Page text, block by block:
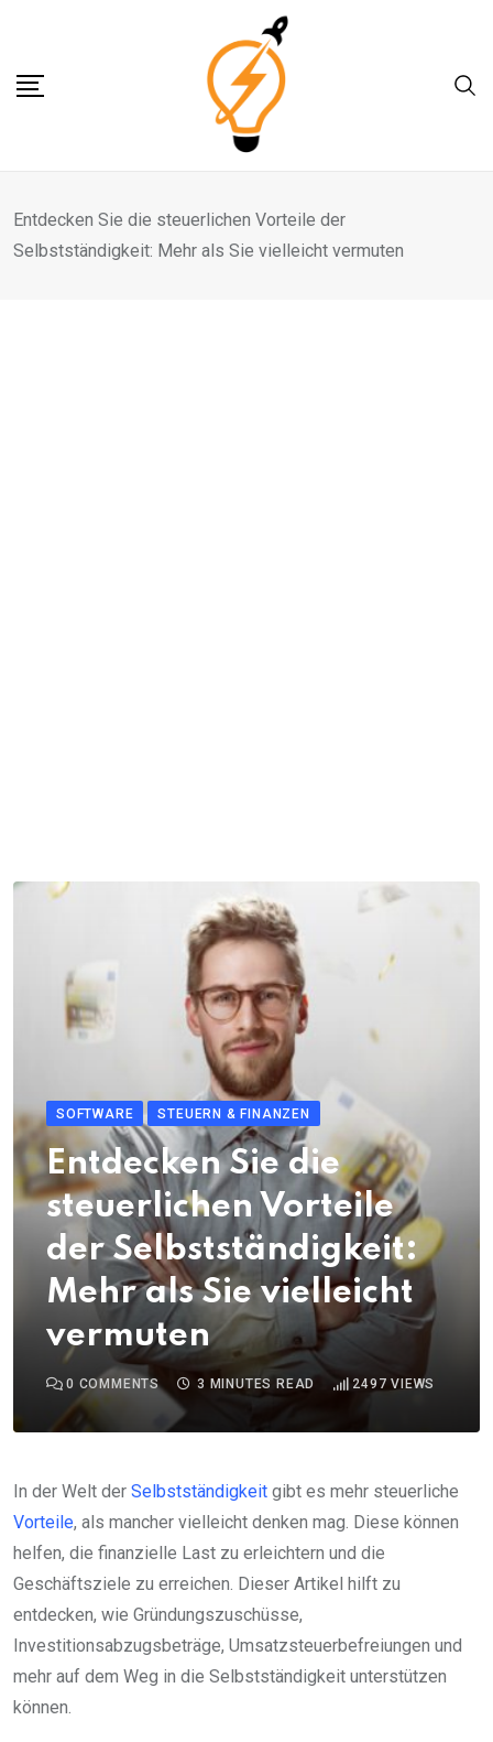
content
Entdecken Sie die steuerlichen Vorteile der
Selbstständigkeit: Mehr als Sie vielleicht vermuten
SOFTWARE STEUERN & FINANZEN
Entdecken Sie die
steuerlichen Vorteile
der Selbstständigkeit:
Mehr als Sie vielleicht
vermuten
0 COMMENTS 3 MINUTES READ 2497 VIEWS
In der Welt der Selbstständigkeit gibt es mehr steuerliche
Vorteile, als mancher vielleicht denken mag. Diese können
helfen, die finanzielle Last zu erleichtern und die
Geschäftsziele zu erreichen. Dieser Artikel hilft zu
entdecken, wie Gründungszuschüsse,
Investitionsabzugsbeträge, Umsatzsteuerbefreiungen und
mehr auf dem Weg in die Selbstständigkeit unterstützen
können.